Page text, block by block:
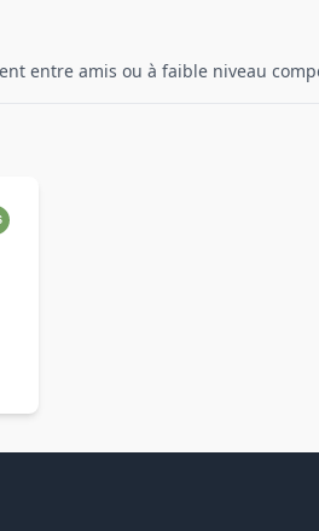
entre amis ou à faible niveau